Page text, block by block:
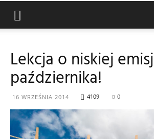
ekologiczna
Lekcja o niskiej
października!
16 WRZEŚNIA 2014 4109 0